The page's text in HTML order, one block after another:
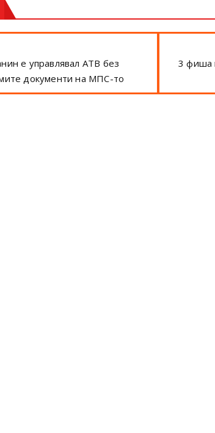
е управлявал АТВ без
документи на МПС-то
3 фиша